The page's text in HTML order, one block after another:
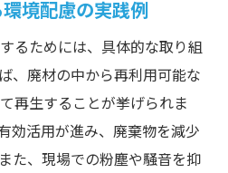
境配慮の実践例
るためには、具体的な取り組
、廃材の中から再利用可能な
再生することが挙げられま
効活用が進み、廃棄物を減少
た、現場での粉塵や騒音を抑